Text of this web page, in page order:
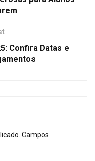
Confira Datas e
Campos